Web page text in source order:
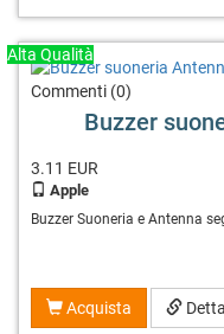
Alta Qualità
Commenti (0)
Buzzer
3.11 EUR
Apple
Buzzer Suoneria e Antenna
Acquista